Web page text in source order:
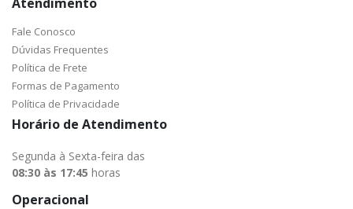
Fale Conosco
Dúvidas Frequentes
Política de Frete
Formas de Pagamento
Política de Privacidade
Horário de Atendimento
Segunda à Sexta-feira das
08:30 às 17:45 horas
Operacional